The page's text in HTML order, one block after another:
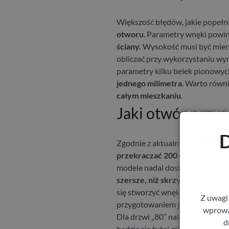
Większość błędów, jakie
otworu. Parametry wnęki
ściany. Wysokość musi być
obliczać przy wykorzystaniu
parametry kilku belek
jednego milimetra. Warto
całym mieszkaniu.
Jaki otwór
Zgodnie z aktualnym prawem
przekraczać 200 cm
. W
modele nadal dostępne są w
szersze, niż skrzydło
. Jeśli
się stworzyć wnękę o 88 cm
przygotowaniem jeszcze
Dla drzwi „80” należy więc
Z